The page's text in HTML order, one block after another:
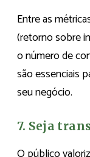
Entre as
(retorno sobre
o número de
são essenciais
seu negócio.
7. Seja